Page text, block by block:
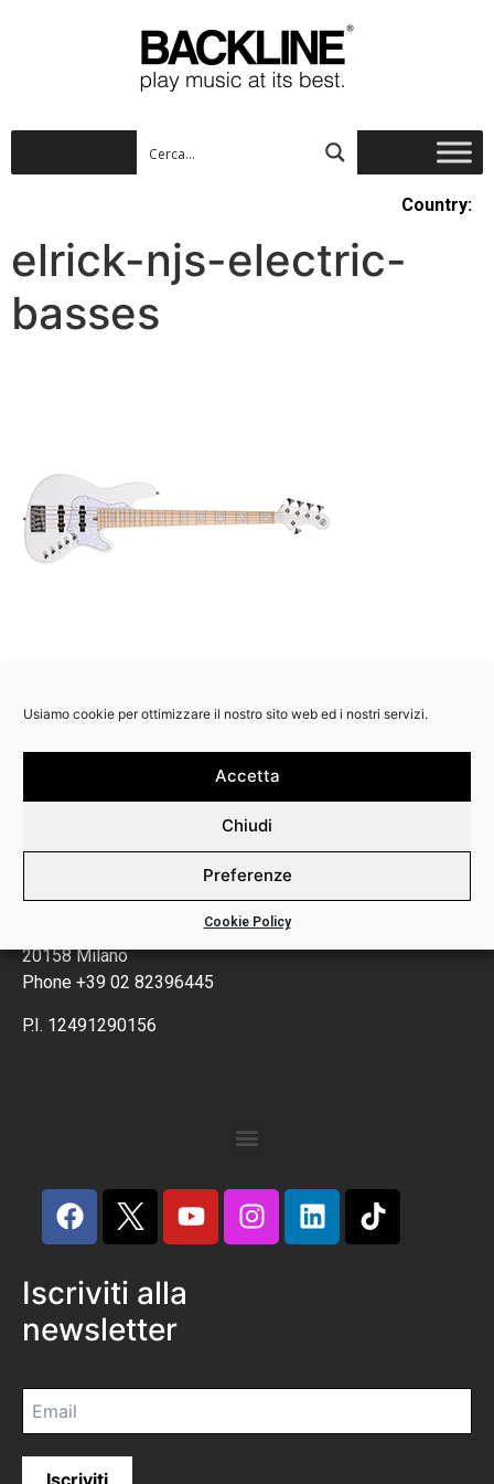
Usiamo cookie per ottimizzare il nostro sito web ed i nostri servizi.
Accetta
Chiudi
Preferenze
Cookie Policy
Country:
elrick-njs-electric-
basses
Backline Srl
20158 Milano
Phone +39 02 82396445
P.I. 12491290156
Iscriviti alla
newsletter
Iscriviti